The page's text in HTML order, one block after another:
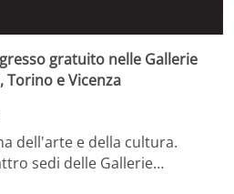
gratuito nelle Gallerie
Torino e Vicenza
dell'arte e della cultura.
sedi delle Gallerie…